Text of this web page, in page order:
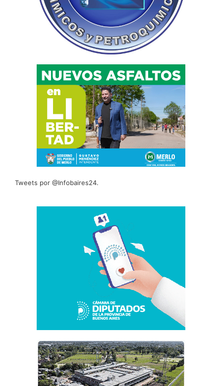
Tweets por @Infobaires24.